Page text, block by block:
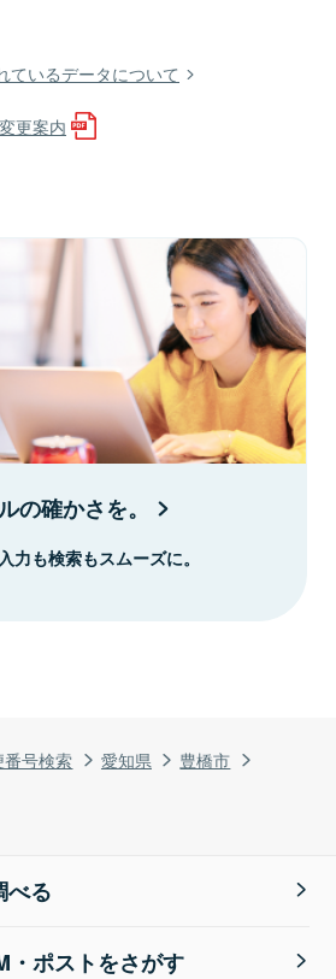
番号検索 愛知県
豊橋市
ているデータについて
更案内
の確かさを。
力も検索もスムーズに。
べる
・ポストをさがす